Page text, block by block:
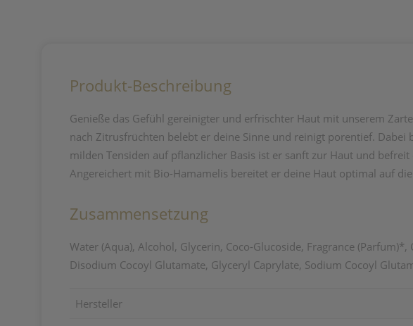
Produkt-Beschreibung
Genieße das Gefühl gereinigter und erfrischter Haut mit unserem
nach Zitrusfrüchten belebt er deine Sinne und reinigt porentief.
milden Tensiden auf pflanzlicher Basis ist er sanft zur Haut und
Angereichert mit Bio-Hamamelis bereitet er deine Haut optimal auf
Zusammensetzung
Water (Aqua), Alcohol, Glycerin, Coco-Glucoside, Fragrance
Disodium Cocoyl Glutamate, Glyceryl Caprylate, Sodium Cocoyl
Hersteller